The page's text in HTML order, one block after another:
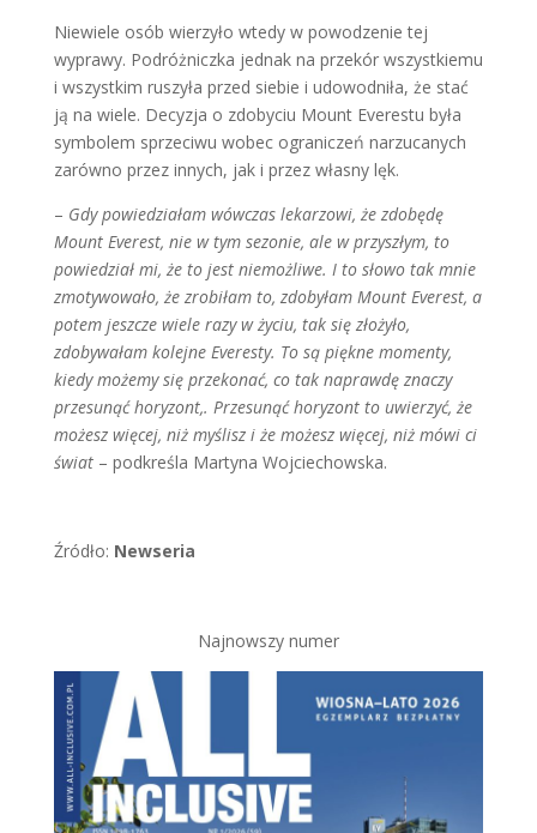
Niewiele osób wierzyło wtedy w powodzenie tej
wyprawy. Podróżniczka jednak na przekór wszystkiemu
i wszystkim ruszyła przed siebie i udowodniła, że stać
ją na wiele. Decyzja o zdobyciu Mount Everestu była
symbolem sprzeciwu wobec ograniczeń narzucanych
zarówno przez innych, jak i przez własny lęk.
– Gdy powiedziałam wówczas lekarzowi, że zdobędę
Mount Everest, nie w tym sezonie, ale w przyszłym, to
powiedział mi, że to jest niemożliwe. I to słowo tak mnie
zmotywowało, że zrobiłam to, zdobyłam Mount Everest, a
potem jeszcze wiele razy w życiu, tak się złożyło,
zdobywałam kolejne Everesty. To są piękne momenty,
kiedy możemy się przekonać, co tak naprawdę znaczy
przesunąć horyzont,. Przesunąć horyzont to uwierzyć, że
możesz więcej, niż myślisz i że możesz więcej, niż mówi ci
świat– podkreśla Martyna Wojciechowska.
Źródło: Newseria
Najnowszy numer